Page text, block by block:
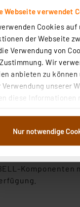
Webseite verwendet
Cookies
der Webseite
Verwendung von
Wir
anbieten zu
Verwendung unserer
diese Informationen
für die
DSG-VO) zu. Eine
oder teilweise
oder widerrufen.
Nur notwendige
IP 44
8-12V
4 Sendern
+50° C
sind mit allen
500 Metern